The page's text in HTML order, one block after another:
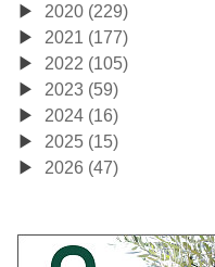
2020 (229)
2021 (177)
2022 (105)
2023 (59)
2024 (16)
2025 (15)
2026 (47)